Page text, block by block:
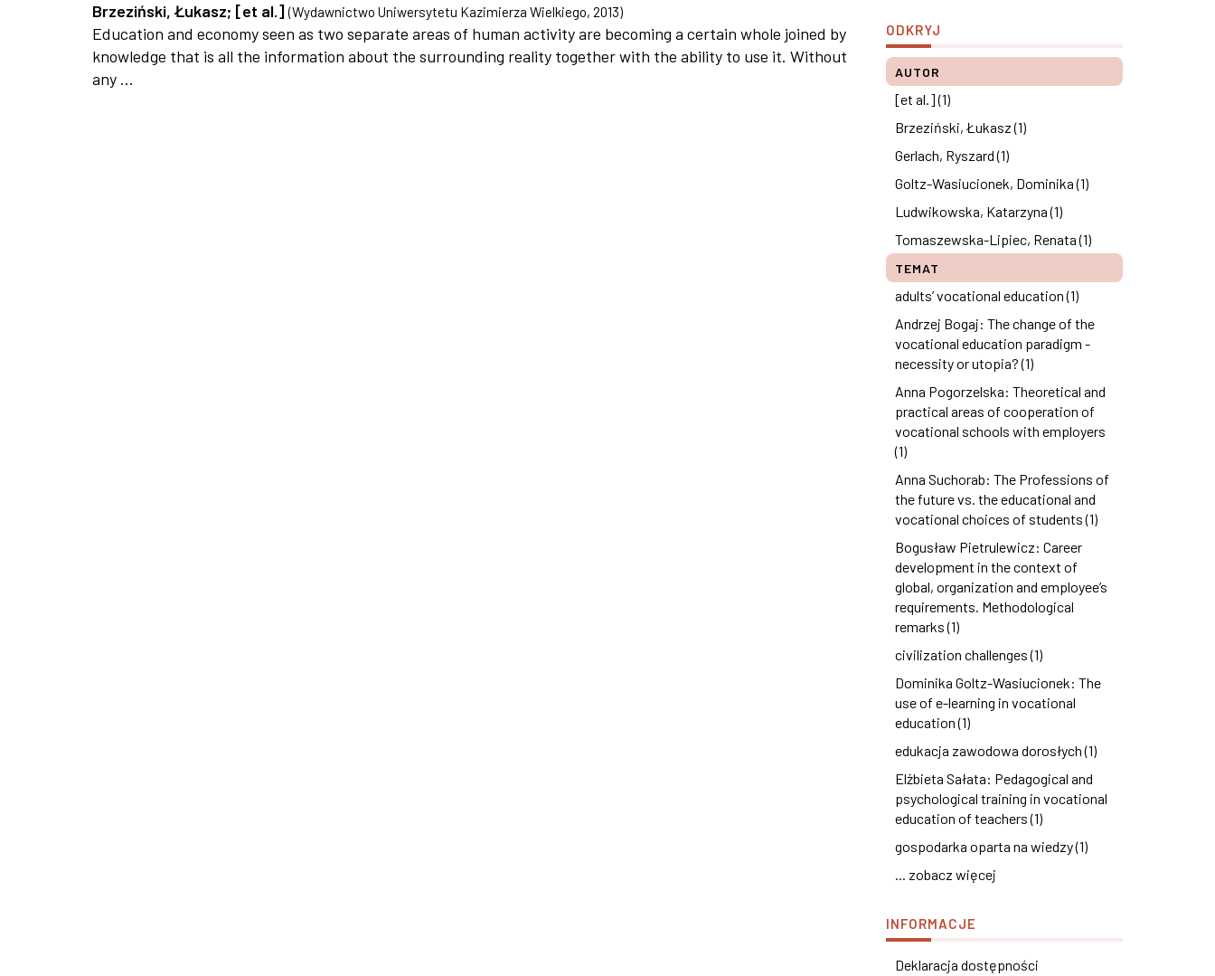
Brzeziński, Łukasz; [et al.] (Wydawnictwo Uniwersytetu Kazimierza Wielkiego, 2013)
Education and economy seen as two separate areas of human activity are becoming a certain whole joined by
knowledge that is all the information about the surrounding reality together with the ability to use it. Without
any ...
ODKRYJ
AUTOR
[et al.] (1)
Brzeziński, Łukasz (1)
Gerlach, Ryszard (1)
Goltz-Wasiucionek, Dominika (1)
Ludwikowska, Katarzyna (1)
Tomaszewska-Lipiec, Renata (1)
TEMAT
adults’ vocational education (1)
Andrzej Bogaj: The change of the
vocational education paradigm -
necessity or utopia? (1)
Anna Pogorzelska: Theoretical and
practical areas of cooperation of
vocational schools with employers
(1)
Anna Suchorab: The Professions of
the future vs. the educational and
vocational choices of students (1)
Bogusław Pietrulewicz: Career
development in the context of
global, organization and employee’s
requirements. Methodological
remarks (1)
civilization challenges (1)
Dominika Goltz-Wasiucionek: The
use of e-learning in vocational
education (1)
edukacja zawodowa dorosłych (1)
Elżbieta Sałata: Pedagogical and
psychological training in vocational
education of teachers (1)
gospodarka oparta na wiedzy (1)
... zobacz więcej
INFORMACJE
Deklaracja dostępności